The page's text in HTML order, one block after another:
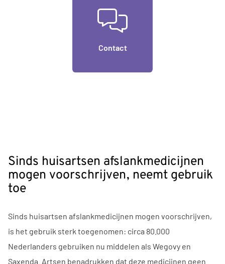
Contact
Sinds huisartsen afslankmedicijnen
mogen voorschrijven, neemt gebruik
toe
Sinds huisartsen afslankmedicijnen mogen voorschrijven,
is het gebruik sterk toegenomen: circa 80.000
Nederlanders gebruiken nu middelen als Wegovy en
Saxenda. Artsen benadrukken dat deze medicijnen geen